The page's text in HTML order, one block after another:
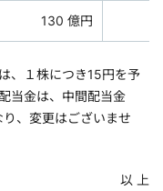
130 億円
、１株につき15円を予
当金は、中間配当金
、変更はございませ
以 上